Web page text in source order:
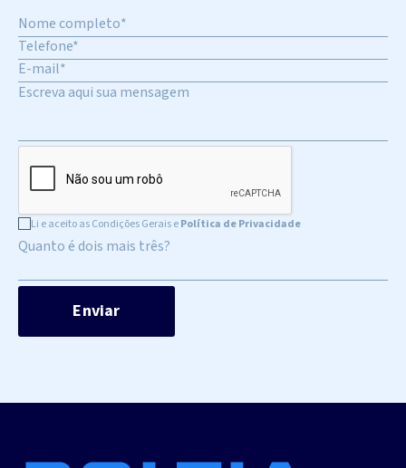
Li e aceito as Condições Gerais ePolítica de Privacidade
Quanto é dois mais três?